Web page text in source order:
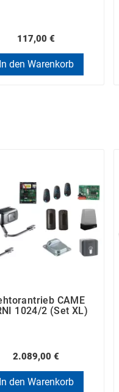
117,00 €
In den Warenkorb
CAME
1024/2 (Set XL)
2.089,00 €
In den Warenkorb